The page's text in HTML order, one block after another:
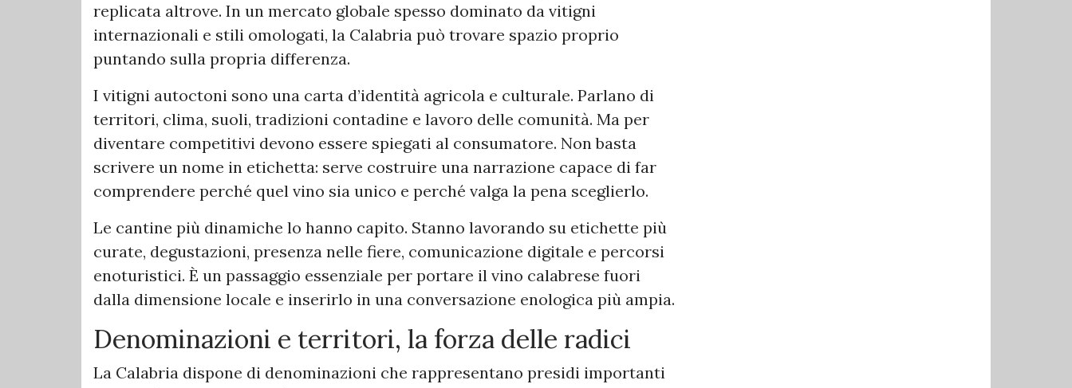
replicata altrove. In un mercato globale spesso dominato da vitigni
internazionali e stili omologati, la Calabria può trovare spazio proprio
puntando sulla propria differenza.
I vitigni autoctoni sono una carta d’identità agricola e culturale. Parlano di
territori, clima, suoli, tradizioni contadine e lavoro delle comunità. Ma per
diventare competitivi devono essere spiegati al consumatore. Non basta
scrivere un nome in etichetta: serve costruire una narrazione capace di far
comprendere perché quel vino sia unico e perché valga la pena sceglierlo.
Le cantine più dinamiche lo hanno capito. Stanno lavorando su etichette più
curate, degustazioni, presenza nelle fiere, comunicazione digitale e percorsi
enoturistici. È un passaggio essenziale per portare il vino calabrese fuori
dalla dimensione locale e inserirlo in una conversazione enologica più ampia.
Denominazioni e territori, la forza delle radici
La Calabria dispone di denominazioni che rappresentano presidi importanti